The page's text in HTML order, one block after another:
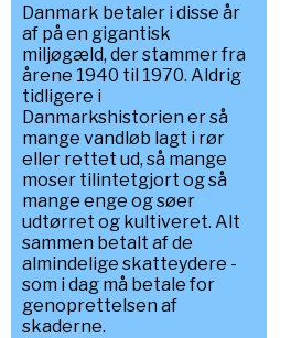
Danmark betaler i disse år
af på en gigantisk
miljøgæld, der stammer fra
årene 1940 til 1970. Aldrig
tidligere i
Danmarkshistorien er så
mange vandløb lagt i rør
eller rettet ud, så mange
moser tilintetgjort og så
mange enge og søer
udtørret og kultiveret. Alt
sammen betalt af de
almindelige skatteydere -
som i dag må betale for
genoprettelsen af
skaderne.